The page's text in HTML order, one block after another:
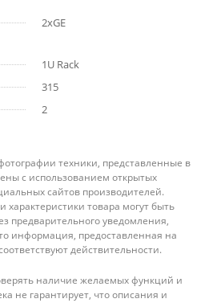
2xGE
1U Rack
315
2
техники, представленные в
с использованием открытых
сайтов производителей.
товара могут быть
предварительного уведомления,
информация, предоставленная на
действительности.
наличие желаемых функций и
не гарантирует, что описания и